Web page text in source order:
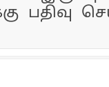
பதிவு